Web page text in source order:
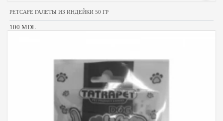
PETCAFE ГАЛЕТЫ ИЗ ИНДЕЙКИ 50 ГР
100 MDL